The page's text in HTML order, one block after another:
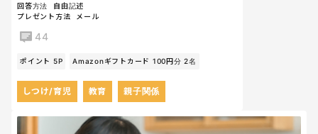
回答方法
自由記述
プレゼント方法
メール
44
ポイント 5P Amazonギフトカード 100円分 2名
しつけ/育児 教育 親子関係